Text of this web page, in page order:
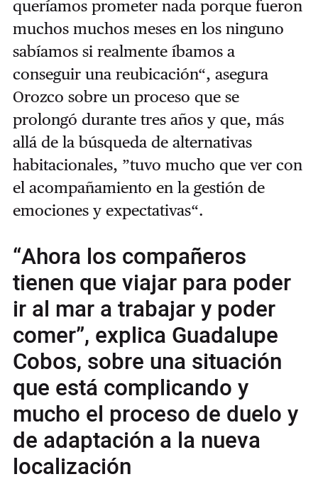
queríamos prometer nada porque fueron
muchos muchos meses en los ninguno
sabíamos si realmente íbamos a
conseguir una reubicación“, asegura
Orozco sobre un proceso que se
prolongó durante tres años y que, más
allá de la búsqueda de alternativas
habitacionales, ”tuvo mucho que ver con
el acompañamiento en la gestión de
emociones y expectativas“.
“Ahora los compañeros
tienen que viajar para poder
ir al mar a trabajar y poder
comer”, explica Guadalupe
Cobos, sobre una situación
que está complicando y
mucho el proceso de duelo y
de adaptación a la nueva
localización